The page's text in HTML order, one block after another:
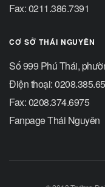
Fax: 0211.386.7391
CƠ SỞ THÁI NGUYÊN
Số 999 Phú Thái,
Điện thoại:
Fax: 0208.374.6975
Fanpage Thái Nguyên